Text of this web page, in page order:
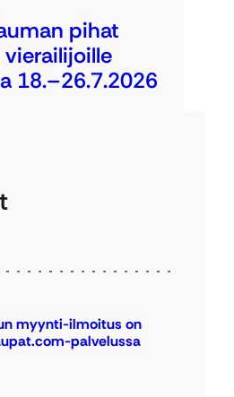
pihat
18.–26.7.2026
myynti-ilmoitus on
palvelussa